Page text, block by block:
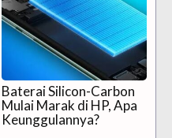
Baterai Silicon-Carbon
Mulai Marak di HP, Apa
Keunggulannya?